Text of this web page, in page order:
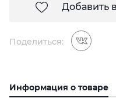
Добавить
Поделиться:
Информация о товаре